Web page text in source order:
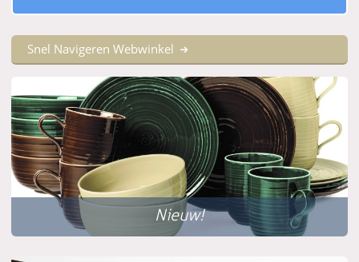
Snel Navigeren Webwinkel
Nieuw!